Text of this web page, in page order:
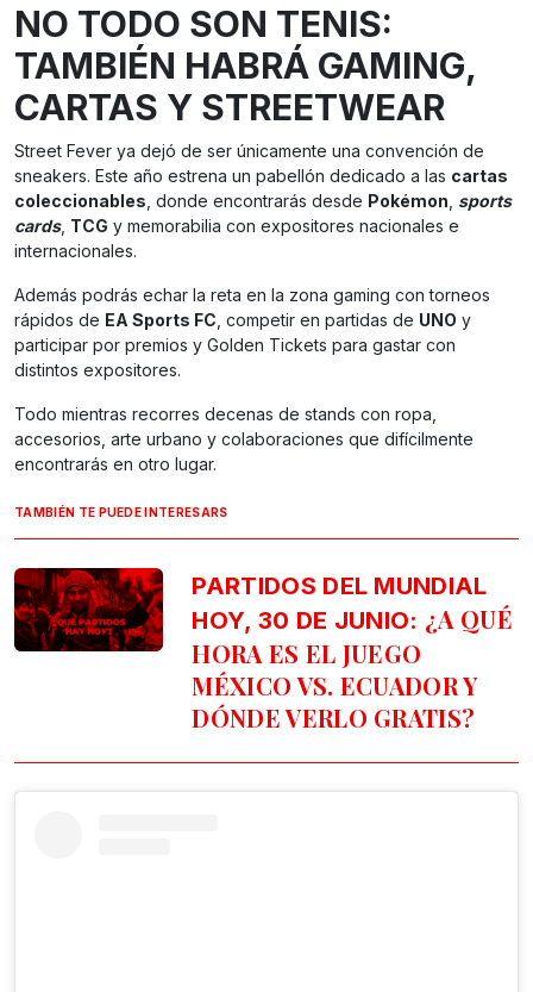
NO TODO SON TENIS:
TAMBIÉN HABRÁ GAMING,
CARTAS Y STREETWEAR
Street Fever ya dejó de ser únicamente una convención de
sneakers. Este año estrena un pabellón dedicado a las cartas
coleccionables , donde encontrarás desde Pokémon sports
cards, TCG y memorabilia con expositores nacionales e
internacionales.
Además podrás echar la reta en la zona gaming con torneos
rápidos de EA Sports FC , competir en partidas de UNO y
participar por premios y Golden Tickets para gastar con
distintos expositores.
Todo mientras recorres decenas de stands con ropa,
accesorios, arte urbano y colaboraciones que difícilmente
encontrarás en otro lugar.
TAMBIÉN TE PUEDE INTERESARS
PARTIDOS DEL MUNDIAL
HOY, 30 DE JUNIO: ¿A QUÉ
HORA ES EL JUEGO
MÉXICO VS. ECUADOR Y
DÓNDE VERLO GRATIS?